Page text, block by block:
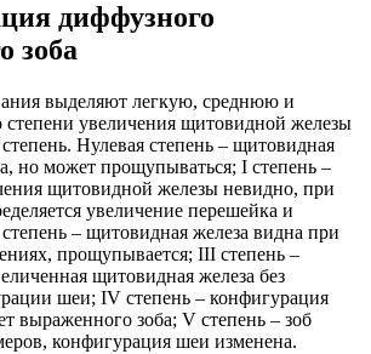
диффузного
зоба
выделяют легкую, среднюю и
увеличения щитовидной железы
Нулевая степень – щитовидная
но может прощупываться; I степень –
щитовидной железы невидно, при
увеличение перешейка и
– щитовидная железа видна при
прощупывается; III степень –
щитовидная железа без
шеи; IV степень – конфигурация
выраженного зоба; V степень – зоб
конфигурация шеи изменена.